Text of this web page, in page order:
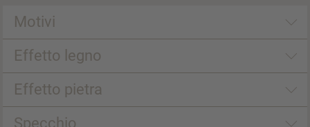
Motivi
Effetto legno
Effetto pietra
Specchio